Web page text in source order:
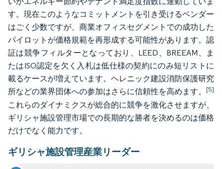
す。現在このようなコミットメントを引き受けるベンダー
はごく少数ですが、商業オフィスセグメントでの成功した
パイロットが価格規範を再形成する可能性があります。認
証は競争フィルターとなっており、LEED、BREEAM、ま
たはISO認定を欠く入札は低仕様の契約にのみ短リストに
載るケースが増えています。ヘレニック建設消防保護研究
所などの業界団体への参加はさらに信頼性を高めます。 [5]
これらのダイナミクスが総合的に競争を激化させますが、
ギリシャ施設管理市場での長期的な勝者を決めるのは価格
だけでなく能力です。
ギリシャ施設管理産業リーダー